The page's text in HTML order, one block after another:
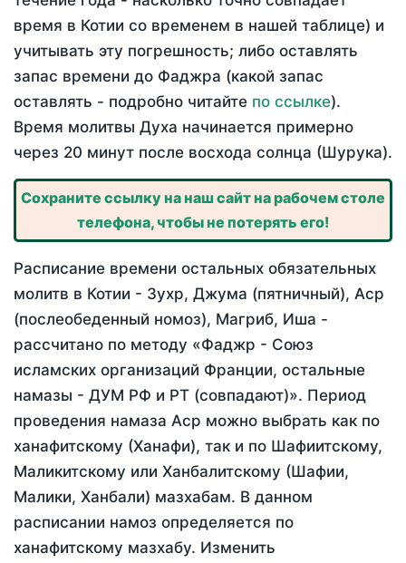
время в Котии со временем в нашей таблице) и
учитывать эту погрешность; либо оставлять
запас времени до Фаджра (какой запас
оставлять - подробно читайте по ссылке).
Время молитвы Духа начинается примерно
через 20 минут после восхода солнца (Шурука).
Сохраните ссылку на наш сайт на рабочем столе
телефона, чтобы не потерять его!
Расписание времени остальных обязательных
молитв в Котии - Зухр, Джума (пятничный), Аср
(послеобеденный номоз), Магриб, Иша -
рассчитано по методу «Фаджр - Союз
исламских организаций Франции, остальные
намазы - ДУМ РФ и РТ (совпадают)». Период
проведения намаза Аср можно выбрать как по
ханафитскому (Ханафи), так и по Шафиитскому,
Маликитскому или Ханбалитскому (Шафии,
Малики, Ханбали) мазхабам. В данном
расписании намоз определяется по
ханафитскому мазхабу. Изменить